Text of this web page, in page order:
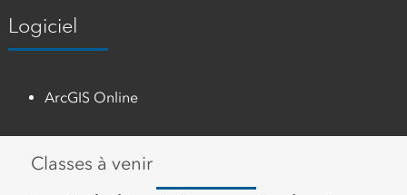
Logiciel
ArcGIS Online
Classes à venir